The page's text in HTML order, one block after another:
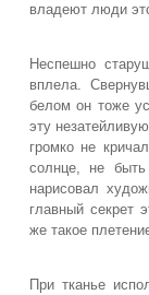
владеют люди
Неспешно
вплела.
белом он тоже
эту
громко не
солнце, не
нарисовал
главный секрет
же такое
При тканье